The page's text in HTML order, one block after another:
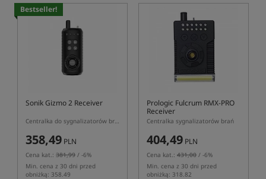
Bestseller!
Sonik Gizmo 2 Receiver
Centralka do sygnalizatorów brań Sonik Gizmo 2
358,49 PLN
Cena kat.: 381,99 / -6%
Min. cena z 30 dni przed
obniżką: 358.49
Prologic Fulcrum RMX-PRO
Receiver
Centralka sygnalizatorów brań
404,49 PLN
Cena kat.: 431,00 / -6%
Min. cena z 30 dni przed
obniżką: 318.82